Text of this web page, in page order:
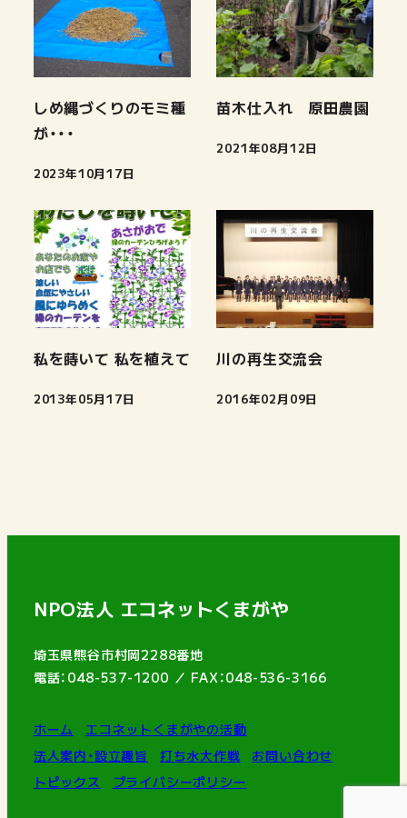
しめ縄づくりのモミ種
が・・・
投稿日
2023年10月17日
苗木仕入れ 原田農園
投稿日
2021年08月12日
私を蒔いて 私を植えて
投稿日
2013年05月17日
川の再生交流会
投稿日
2016年02月09日
NPO法人 エコネットくまがや
埼玉県熊谷市村岡2288番地
電話：048-537-1200 ／ FAX：048-536-3166
ホーム
エコネットくまがやの活動
法人案内・設立趣旨
打ち水大作戦
お問い合わせ
トピックス
プライバシーポリシー